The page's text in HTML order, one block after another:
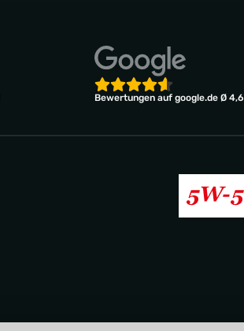
Bewertungen auf google.de Ø 4,6